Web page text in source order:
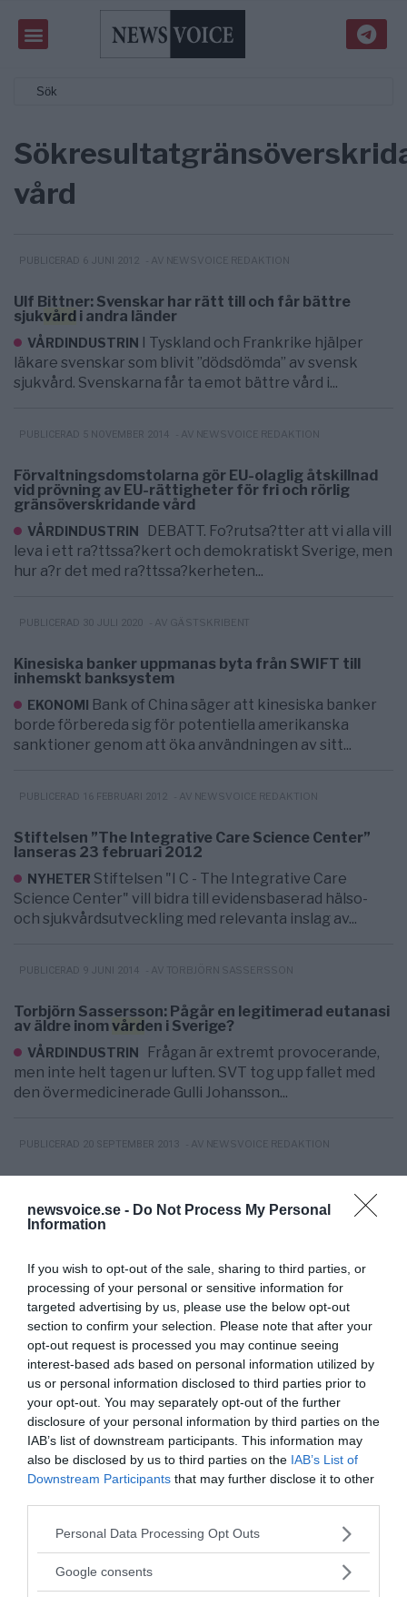
newsvoice.se - Do Not Process My Personal
Information
If you wish to opt-out of the sale, sharing to third parties, or
processing of your personal or sensitive information for
targeted advertising by us, please use the below opt-out
section to confirm your selection. Please note that after your
opt-out request is processed you may continue seeing
interest-based ads based on personal information utilized by
us or personal information disclosed to third parties prior to
your opt-out. You may separately opt-out of the further
disclosure of your personal information by third parties on the
IAB’s list of downstream participants. This information may
also be disclosed by us to third parties on the IAB’s List of
Downstream Participants that may further disclose it to other
Please note that this website/app uses one or more Google
not limited to your visit or usage behaviour. You may click to
Personal Data Processing Opt Outs
Google consents
Sökresultat
vård
PUBLICERAD 6 JUNI 2012 - AV NEWSVOICE REDAKTION
Ulf Bittner: Svenskar har rätt till och får bättre
sjukvård i andra länder
VÅRDINDUSTRIN I Tyskland och Frankrike hjälper
läkare svenskar som blivit ”dödsdömda” av svensk
sjukvård. Svenskarna får ta emot bättre vård i...
PUBLICERAD 5 NOVEMBER 2014 - AV NEWSVOICE REDAKTION
Förvaltningsdomstolarna gör EU-olaglig åtskillnad
vid prövning av EU-rättigheter för fri och rörlig
gränsöverskridande vård
VÅRDINDUSTRIN
DEBATT. Fo?rutsa?tter att vi alla vill
leva i ett ra?ttssa?kert och demokratiskt Sverige, men
hur a?r det med ra?ttssa?kerheten...
PUBLICERAD 30 JULI 2020 - AV GÄSTSKRIBENT
Kinesiska banker uppmanas byta från SWIFT till
inhemskt banksystem
EKONOMI Bank of China säger att kinesiska banker
borde förbereda sig för potentiella amerikanska
sanktioner genom att öka användningen av sitt...
PUBLICERAD 16 FEBRUARI 2012 - AV NEWSVOICE REDAKTION
Stiftelsen ”The Integrative Care Science Center”
lanseras 23 februari 2012
NYHETER Stiftelsen "I C - The Integrative Care
Science Center" vill bidra till evidensbaserad hälso-
och sjukvårdsutveckling med relevanta inslag av...
PUBLICERAD 9 JUNI 2014 - AV TORBJÖRN SASSERSSON
Torbjörn Sassersson: Pågår en legitimerad eutanasi
av äldre inomvården i Sverige?
VÅRDINDUSTRIN
Frågan är extremt provocerande,
men inte helt tagen ur luften. SVT tog upp fallet med
den övermedicinerade Gulli Johansson...
PUBLICERAD 20 SEPTEMBER 2013 - AV NEWSVOICE REDAKTION
Rättssäkerhet i Sverige eller ett nytt ”Dalauppror”
OPINIONTrägen vinner alltid, genombrottet kom för
AMBU (Assar Fager och Ulf Bittner)...
PUBLICERAD 5 NOVEMBER 2014 - AV NEWSVOICE REDAKTION
Bo Sonnsjö: Försäkringsbranschen och
Försäkringskassan i kartell krossar sina offer
MEDIABo Sonnsjö skickade följande mail onsdagen
den 5 november 2014 till Fredric Karén, chefsredaktör
på SvD. Mailet publiceras som ett...
Framtidens sjukvård= E-hälsa – eHälsomyndigheten
VÅRDINDUSTRIN Nyligen firade eHälsomyndigheten